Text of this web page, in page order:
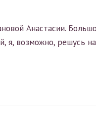
Анастасии.
я, возможно, решусь